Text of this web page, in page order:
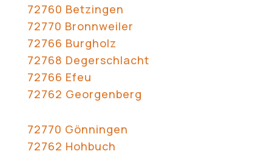
72760 Betzingen
72770 Bronnweiler
72766 Burgholz
72768 Degerschlacht
72766 Efeu
72762 Georgenberg
72770 Gönningen
72762 Hohbuch